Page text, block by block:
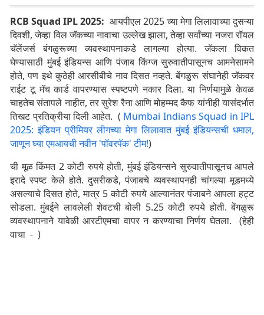
RCB Squad IPL 2025: आयपीएल 2025 च्या मेगा लिलावाच्या दुसऱ्या
दिवशी, जेव्हा विल जॅकच्या नावाचा उल्लेख झाला, तेव्हा सर्वांच्या नजरा रॉयल
चॅलेंजर्स बंगळुरूच्या व्यवस्थापनाकडे लागल्या होत्या. जॅकला विकत
घेण्यासाठी मुंबई इंडियन्स आणि पंजाब किंग्ज सुरुवातीपासूनच आमनेसामने
होते, पण इथे कुठेही आरसीबीचे नाव दिसत नव्हते. बेंगळुरू संघानेही जॅकवर
राईट टू मॅच कार्ड वापरण्यास स्पष्टपणे नकार दिला. या निर्णयामुळे केवळ
चाहतेच संतापले नाहीत, तर सुरेश रैना आणि मोहम्मद कैफ यांनीही यासंदर्भात
तिखट प्रतिक्रीया दिली आहेत. ( Mumbai Indians Squad in IPL
2025: इंडियन प्रीमियर लीगच्या मेगा लिलावात मुंबई इंडियन्सची धमाल,
जाणून घ्या एमआयची नवीन 'पॉवरपॅक' टीम!)
ची मूळ किंमत 2 कोटी रुपये होती, मुंबई इंडियन्सने सुरुवातीपासूनच आपले
इरादे स्पष्ट केले होते. दुसरीकडे, पंजाबचे व्यवस्थापनही चांगल्या मूडमध्ये
असल्याचे दिसत होते, मात्र 5 कोटी रुपये आल्यानंतर पंजाबने आपला हट्ट
सोडला. मुंबईने लावलेली शेवटची बोली 5.25 कोटी रुपये होती. बेंगळुरू
व्यवस्थापनाने यावेळी आरटीएमचा वापर न करण्याचा निर्णय घेतला. (हेही
वाचा - )